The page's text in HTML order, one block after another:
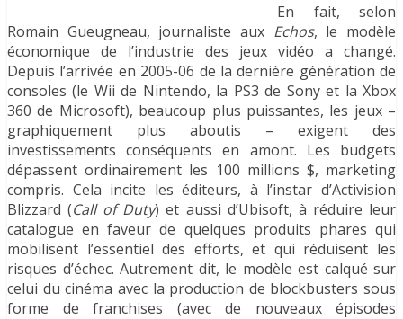
En fait, selon
Romain Gueugneau, journaliste aux Echos, le modèle
économique de l’industrie des jeux vidéo a changé.
Depuis l’arrivée en 2005-06 de la dernière génération de
consoles (le Wii de Nintendo, la PS3 de Sony et la Xbox
360 de Microsoft), beaucoup plus puissantes, les jeux –
graphiquement plus aboutis – exigent des
investissements conséquents en amont. Les budgets
dépassent ordinairement les 100 millions $, marketing
compris. Cela incite les éditeurs, à l’instar d’Activision
Blizzard (Call of Duty) et aussi d’Ubisoft, à réduire leur
catalogue en faveur de quelques produits phares qui
mobilisent l’essentiel des efforts, et qui réduisent les
risques d’échec. Autrement dit, le modèle est calqué sur
celui du cinéma avec la production de blockbusters sous
forme de franchises (avec de nouveaux épisodes